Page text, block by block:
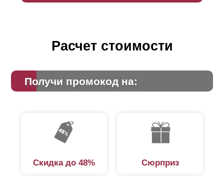
Расчет стоимости
Получи промокод на:
Скидка до 48% Сюрприз